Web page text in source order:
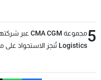
5Logistics تُنجز الاستحواذ على مجموعة فتّال